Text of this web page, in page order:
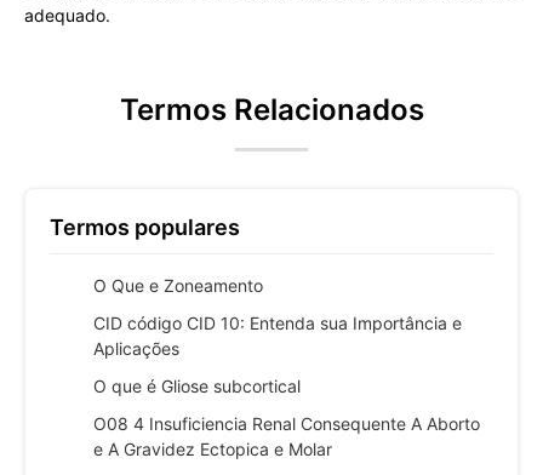
adequado.
Termos Relacionados
Termos populares
O Que e Zoneamento
CID código CID 10: Entenda sua Importância e
Aplicações
O que é Gliose subcortical
O08 4 Insuficiencia Renal Consequente A Aborto
e A Gravidez Ectopica e Molar